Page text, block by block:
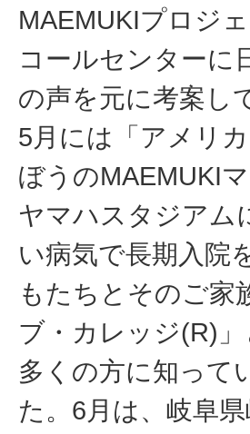
MAEMUKIプロジ
コールセンターに
の声を元に考案し
5月には「アメリ
ぼうのMAEMUKI
ヤマハスタジアム
い病気で長期入院
もたちとそのご家
ブ・カレッジ(R)
多くの方に知って
た。6月は、岐阜